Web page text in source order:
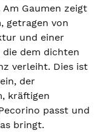
Gaumen zeigt
getragen von
und einer
die dem dichten
verleiht. Dies ist
der
kräftigen
passt und
bringt.